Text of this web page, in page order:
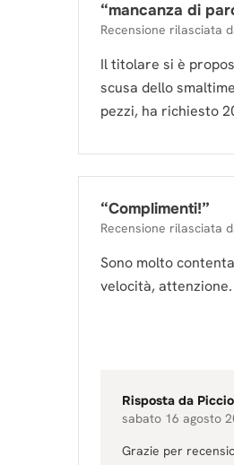
“mancanza di
Recensione rilasciata
Il titolare si è
scusa dello
pezzi, ha richiesto
“Complimenti!”
Recensione rilasciata
Sono molto
velocità,
Risposta da
sabato 16 agosto
Grazie per